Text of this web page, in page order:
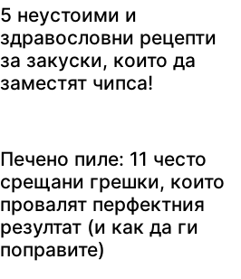
5 неустоими и
здравословни рецепти
за закуски, които да
заместят чипса!
Печено пиле: 11 често
срещани грешки, които
провалят перфектния
резултат (и как да ги
поправите)